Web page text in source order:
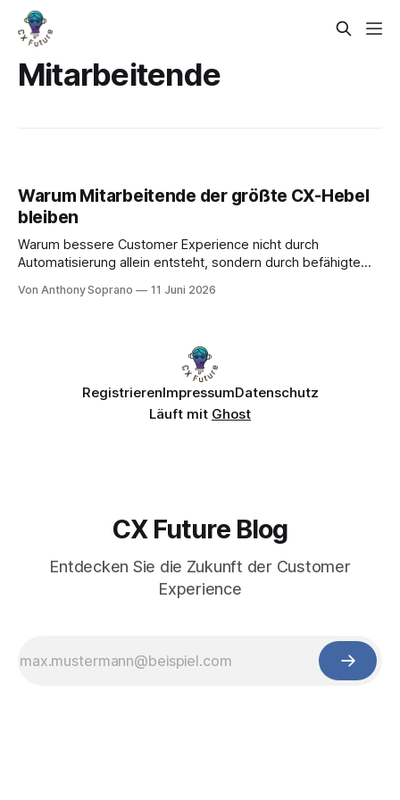
Mitarbeitende
Warum Mitarbeitende der größte CX-Hebel
bleiben
Warum bessere Customer Experience nicht durch
Automatisierung allein entsteht, sondern durch befähigte
Von Anthony Soprano 11 Juni 2026
RegistrierenImpressumDatenschutz
Läuft mit Ghost
CX Future Blog
Entdecken Sie die Zukunft der Customer
Experience